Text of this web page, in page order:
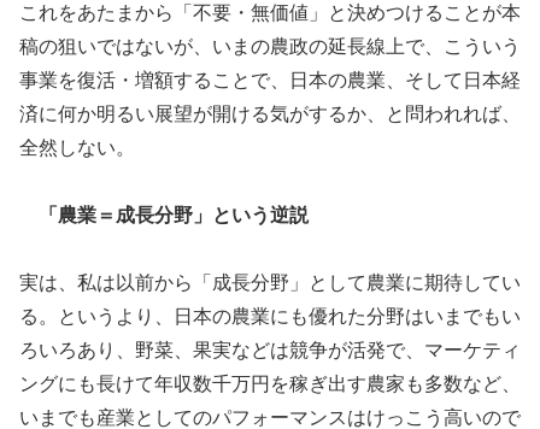
これをあたまから「不要・無価値」と決めつけることが本
稿の狙いではないが、いまの農政の延長線上で、こういう
事業を復活・増額することで、日本の農業、そして日本経
済に何か明るい展望が開ける気がするか、と問われれば、
全然しない。
「農業＝成長分野」という逆説
実は、私は以前から「成長分野」として農業に期待してい
る。というより、日本の農業にも優れた分野はいまでもい
ろいろあり、野菜、果実などは競争が活発で、マーケティ
ングにも長けて年収数千万円を稼ぎ出す農家も多数など、
いまでも産業としてのパフォーマンスはけっこう高いので